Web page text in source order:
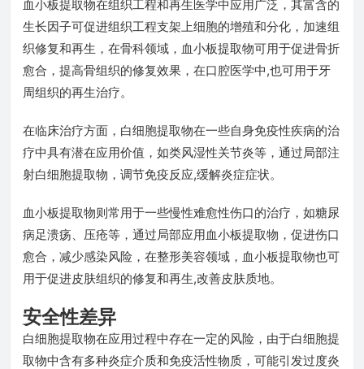
血小板提取物在组织工程和再生医学中应用广泛，其富含的
生长因子可促进组织工程支架上细胞的增殖和分化，加速组
织修复和再生，在骨科领域，血小板提取物可用于促进骨折
愈合，提高骨组织的修复效果，在口腔医学中,也可用于牙
周组织的再生治疗。
在临床治疗方面，白细胞提取物在一些自身免疫性疾病的治
疗中具有潜在应用价值，如类风湿性关节炎等，通过局部注
射白细胞提取物，调节免疫反应,缓解炎症症状。
血小板提取物则常用于一些慢性难愈性伤口的治疗，如糖尿
病足溃疡、压疮等，通过局部应用血小板提取物，促进伤口
愈合，减少感染风险，在整形美容领域，血小板提取物也可
用于促进皮肤组织的修复和再生,改善皮肤质地。
安全性差异
白细胞提取物在应用过程中存在一定的风险，由于白细胞提
取物中含有多种炎症介质和免疫活性物质，可能引发过度炎